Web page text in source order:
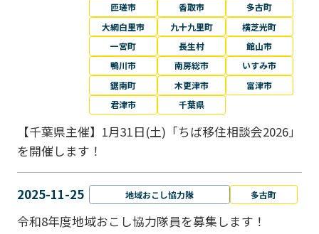
匝瑳市
香取市
多古町
大網白里市
九十九里町
横芝光町
一宮町
長生村
館山市
鴨川市
南房総市
いすみ市
鋸南町
木更津市
富津市
君津市
千葉県
【千葉県主催】1月31日(土)「ちば移住相談会2026」
を開催します！
2025-11-25 地域おこし協力隊 多古町
令和8年度地域おこし協力隊員を募集します！